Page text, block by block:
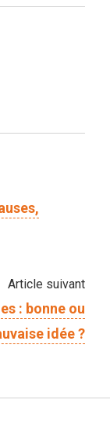
Article suivant
: bonne ou
idée ?